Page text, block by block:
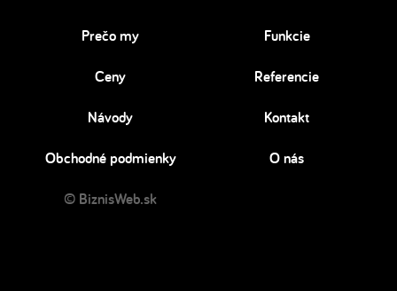
Prečo my Funkcie
Ceny Referencie
Návody Kontakt
Obchodné podmienky O nás
© BiznisWeb.sk